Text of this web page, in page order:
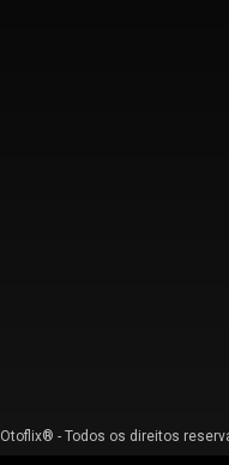
Otoflix® - Todos os direitos